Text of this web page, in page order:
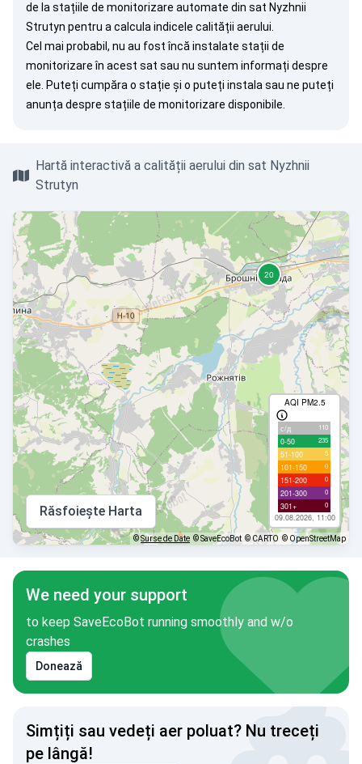
de la stațiile de monitorizare automate din sat Nyzhnii
Strutyn pentru a calcula indicele calității aerului.
Cel mai probabil, nu au fost încă instalate stații de
monitorizare în acest sat sau nu suntem informați despre
ele. Puteți cumpăra o stație și o puteți instala sau ne puteți
anunța despre stațiile de monitorizare disponibile.
Hartă interactivă a calității aerului din sat Nyzhnii
Strutyn
AQI PM2.5
с/д 110
0-50 235
51-100 5
101-150 0
151-200 0
201-300 0
301+ 0
09.08.2026, 11:00
Răsfoiește Harta
©Surse de Date © SaveEcoBot © CARTO © OpenStreetMap
We need your support
to keep SaveEcoBot running smoothly and w/o
crashes
Donează
Simțiți sau vedeți aer poluat? Nu treceți
pe lângă!